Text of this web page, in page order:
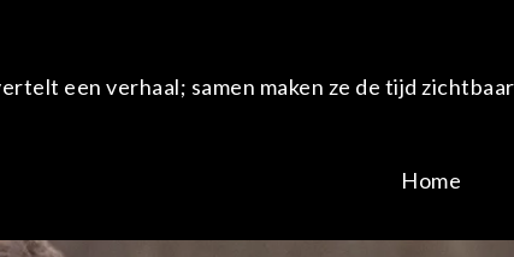
een verhaal; samen maken ze de tijd
Home